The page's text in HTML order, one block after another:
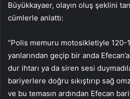
Büyükkayaer, olayın oluş şeklini
cümlerle anlattı:
“Polis memuru motosikletiyle 120-
yanlarından geçip bir anda
dur ihtarı ya da siren sesi
bariyerlere doğru sıkıştırıp sağ
ve bu temasın ardından Efecan